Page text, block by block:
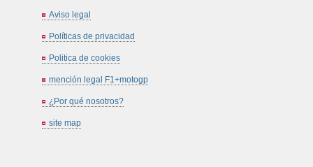
Aviso legal
Políticas de privacidad
Politica de cookies
mención legal F1+motogp
¿Por qué nosotros?
site map